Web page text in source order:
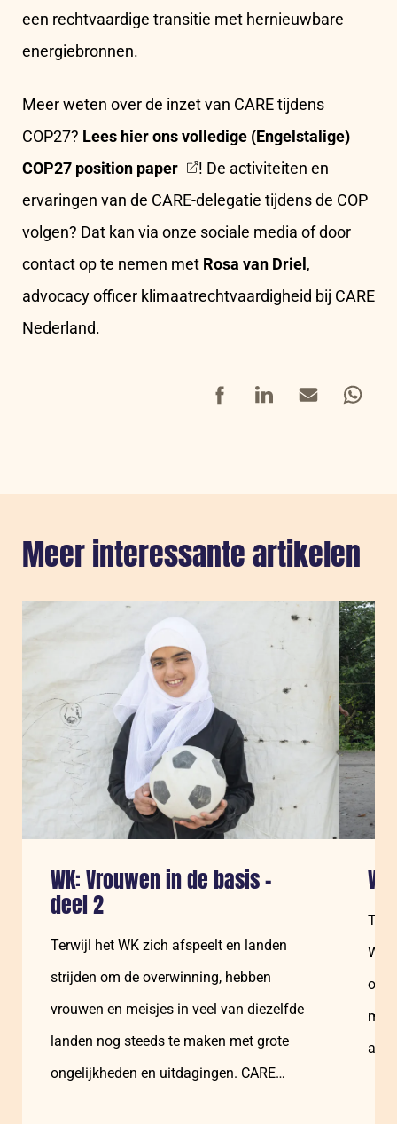
een rechtvaardige transitie met hernieuwbare
energiebronnen.
Meer weten over de inzet van CARE tijdens
COP27? Lees hier ons volledige (Engelstalige)
COP27 position paper
! De activiteiten en
ervaringen van de CARE-delegatie tijdens de COP
volgen? Dat kan via onze sociale media of door
contact op te nemen met Rosa van Driel ,
advocacy officer klimaatrechtvaardigheid bij CARE
Nederland.
FacebookLinkedInMail
Meer interessante artikelen
Sla carousel over
WK: Vrouwen in de basis –
deel 2
Terwijl het WK zich afspeelt en landen
strijden om de overwinning, hebben
vrouwen en meisjes in veel van diezelfde
landen nog steeds te maken met grote
ongelijkheden en uitdagingen. CARE…
WK
om